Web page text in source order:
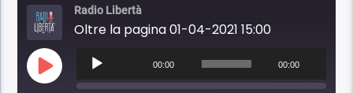
Radio Libertà
Oltre la pagina 01-04-2021 15:00
Play
Episode
Audio
Player
00:00 00:00